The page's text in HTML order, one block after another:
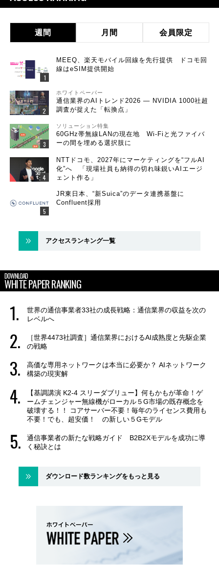
週間 月間 会員限定
MEEQ、楽天モバイル回線を先行提供 ドコモ回
線はeSIM提供開始
ホワイトペーパー
通信業界のAIトレンド2026 ― NVIDIA 1000社超
調査が捉えた「転換点」
ソリューション特集
60GHz帯無線LANの現在地 Wi-Fiと光ファイバ
ーの間を埋める選択肢に
NTTドコモ、2027年にマーケティングを“フルAI
化”へ 「現場社員も納得の切れ味鋭いAIエージ
ェント作る」
JR東日本、“新Suica”のデータ連携基盤に
Confluent採用
アクセスランキング一覧
DOWNLOAD
WHITE PAPER RANKING
世界の通信事業者33社の成長戦略：通信業界の収益を次の
レベルへ
［世界4473社調査］通信業界におけるAI成熟度と先駆企業
の戦略
高価な専用ネットワークは本当に必要か？ AIネットワーク
構築の現実解
【基調講演 K2-4 スリーダブリュー】何もかもが革命！ゲ
ームチェンジャー無線機がローカル５G市場の既存概念を
破壊する！！ コアサーバー不要！毎年のライセンス費用も
不要！でも、超安価！ の新しい５Gモデル
通信事業者の新たな戦略ガイド B2B2Xモデルを成功に導
く秘訣とは
ダウンロード数ランキングをもっと見る